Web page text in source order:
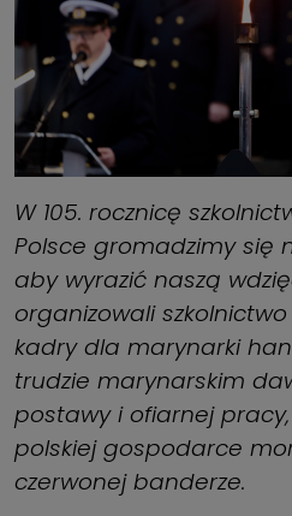
W 105. rocznicę
Polsce gromadzimy się
aby wyrazić naszą
organizowali szkolnictwo
kadry dla marynarki
trudzie marynarskim
postawy i ofiarnej
polskiej gospodarce
czerwonej banderze.